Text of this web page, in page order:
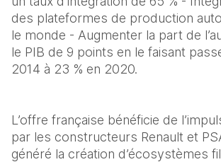
des plateformes de production
le monde - Augmenter la part de
le PIB de 9 points en le faisant
2014 à 23 % en 2020.
L’offre française bénéficie de
par les constructeurs Renault et
généré la création d’écosystèmes